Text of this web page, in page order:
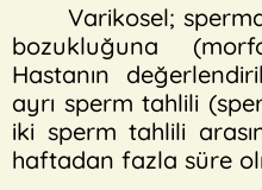
Varikosel;
bozukluğuna
Hastanın
ayrı sperm tahlili
iki sperm tahlili
haftadan fazla süre